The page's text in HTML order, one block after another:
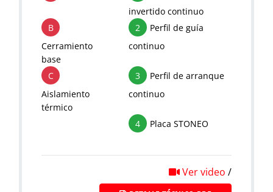
invertido continuo
B
Cerramiento
base
2
Perfil de guía
continuo
C
Aislamiento
térmico
3
Perfil de arranque
continuo
4 Placa STONEO
Ver video /